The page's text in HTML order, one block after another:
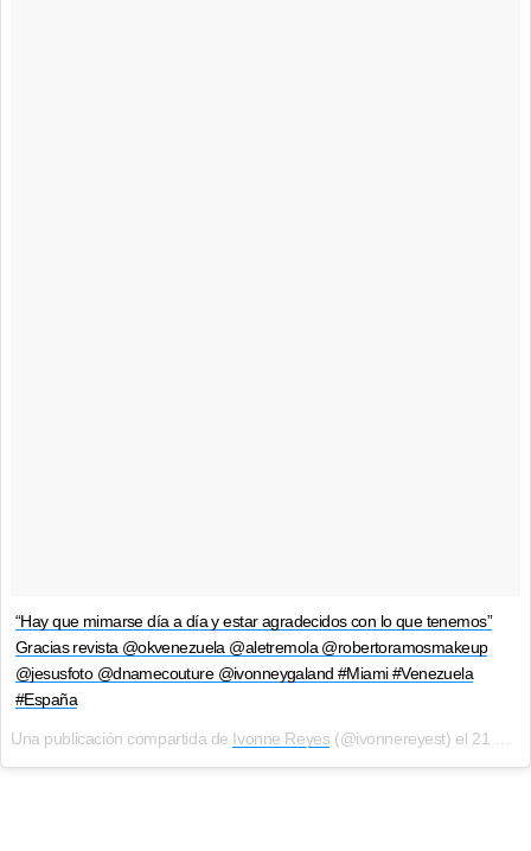
“Hay que mimarse día a día y estar agradecidos con lo que tenemos”
Gracias revista @okvenezuela @aletremola @robertoramosmakeup
@jesusfoto @dnamecouture @ivonneygaland #Miami #Venezuela
#España
Una publicación compartida de Ivonne Reyes (@ivonnereyest) el 21 Mar, 2018 a las 3:03 PDT